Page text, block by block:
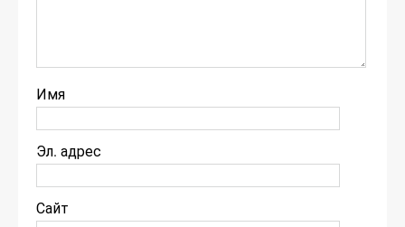
Имя
Эл. адрес
Сайт